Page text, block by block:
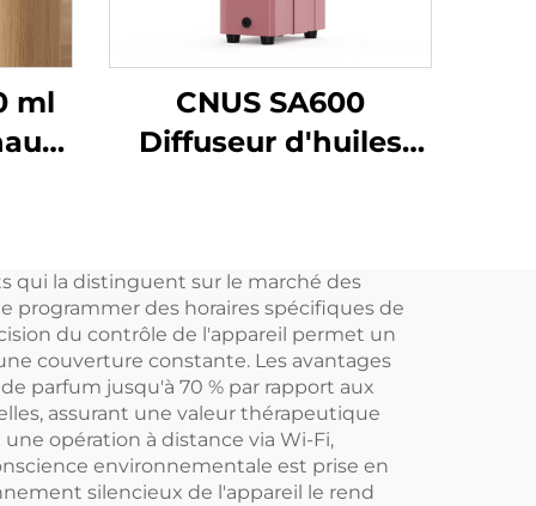
ml
CNUS SA600
Diffuseur d'huiles
appareil électronique
sans eau pour CVC et
hôtel
qui la distinguent sur le marché des
des horaires spécifiques de
du contrôle de l'appareil permet un
couverture constante. Les avantages
parfum jusqu'à 70 % par rapport aux
assurant une valeur thérapeutique
opération à distance via Wi-Fi,
environnementale est prise en
silencieux de l'appareil le rend